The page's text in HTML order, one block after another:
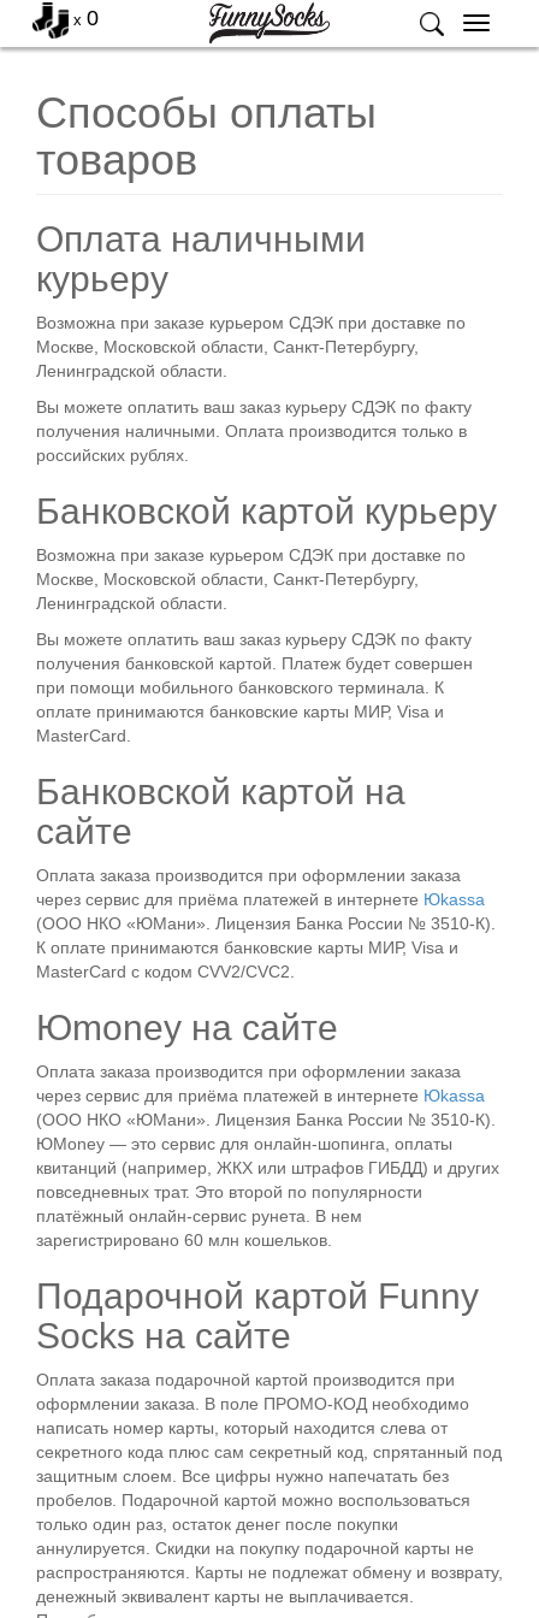
Меню
x 0
Способы оплаты
товаров
Оплата наличными
курьеру
Возможна при заказе курьером СДЭК при доставке по
Москве, Московской области, Санкт-Петербургу,
Ленинградской области.
Вы можете оплатить ваш заказ курьеру СДЭК по факту
получения наличными. Оплата производится только в
российских рублях.
Банковской картой курьеру
Возможна при заказе курьером СДЭК при доставке по
Москве, Московской области, Санкт-Петербургу,
Ленинградской области.
Вы можете оплатить ваш заказ курьеру СДЭК по факту
получения банковской картой. Платеж будет совершен
при помощи мобильного банковского терминала. К
оплате принимаются банковские карты МИР, Visa и
MasterCard.
Банковской картой на
сайте
Оплата заказа производится при оформлении заказа
через сервис для приёма платежей в интернете Юkassa
(ООО НКО «ЮМани». Лицензия Банка России № 3510‑К).
К оплате принимаются банковские карты МИР, Visa и
MasterCard с кодом CVV2/CVC2.
Юmoney на сайте
Оплата заказа производится при оформлении заказа
через сервис для приёма платежей в интернете Юkassa
(ООО НКО «ЮМани». Лицензия Банка России № 3510‑К).
ЮMoney — это сервис для онлайн-шопинга, оплаты
квитанций (например, ЖКХ или штрафов ГИБДД) и других
повседневных трат. Это второй по популярности
платёжный онлайн-сервис рунета. В нем
зарегистрировано 60 млн кошельков.
Подарочной картой Funny
Socks на сайте
Оплата заказа подарочной картой производится при
оформлении заказа. В поле ПРОМО-КОД необходимо
написать номер карты, который находится слева от
секретного кода плюс сам секретный код, спрятанный под
защитным слоем. Все цифры нужно напечатать без
пробелов. Подарочной картой можно воспользоваться
только один раз, остаток денег после покупки
аннулируется. Скидки на покупку подарочной карты не
распространяются. Карты не подлежат обмену и возврату,
денежный эквивалент карты не выплачивается.